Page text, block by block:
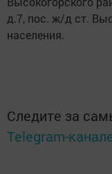
д.7, пос. ж/д ст.
населения.
Следите за
Telegram-